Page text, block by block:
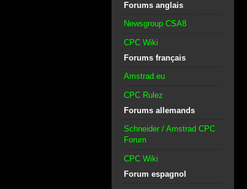
Forums anglais
Newsgroup CSA8
CPC Wiki
Forums français
Amstrad.eu
CPC Rulez
Forums allemands
Schneider / Amstrad CPC
Forum
CPC Wiki
Forum espagnol